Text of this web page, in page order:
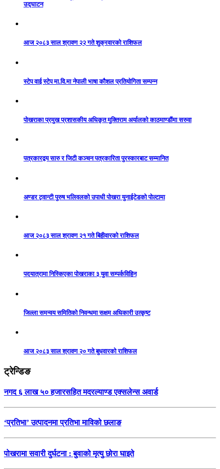
उद्घाटन
आज २०८३ साल श्रावण २२ गते शुक्रवारको राशिफल
स्टेप वाई स्टेप मा.वि.मा नेपाली भाषा कौशल प्रतियोगिता सम्पन्न
पोखराका प्रमुख प्रशासकीय अधिकृत मुक्तिराम अर्यालको काठमाण्डौंमा सरुवा
पत्रकारद्वय सारु र जिटी कञ्चन पत्रकारिता पुरस्कारबाट सम्मानित
अण्डर ट्वान्टी पुरुष भलिवलको उपाधी पोखरा युनाईटेडको पोल्टामा
आज २०८३ साल श्रावण २१ गते बिहीवारको राशिफल
पदयात्रामा निस्किएका पोखराका ३ युवा सम्पर्कविहिन
जिल्ला समन्वय समितिको निवन्धमा सक्षम अधिकारी उत्कृष्ट
आज २०८३ साल श्रावण २० गते बुधवारको राशिफल
ट्रेन्डिङ
नगद ६ लाख ५० हजारसहित मदरल्याण्ड एक्सलेन्स अवार्ड
‘प्रतिभा’ उत्पादनमा प्रतिभा माविको छलाङ
पोखरामा सवारी दुर्घटना : बुवाको मृत्यु छोरा घाइते